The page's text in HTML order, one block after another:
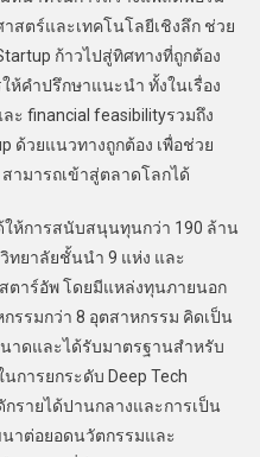
สตร์และเทคโนโลยีเชิงลึก ช่วย
ก้าวไปสู่ทิศทางที่ถูกต้อง
ห้คำปรึกษาแนะนำ ทั้งในเรื่อง
ะ financial feasibilityรวมถึง
ด้วยแนวทางถูกต้อง เพื่อช่วย
สามารถเข้าสู่ตลาดโลกได้
ารสนับสนุนทุนกว่า 190 ล้าน
ทยาลัยชั้นนำ 9 แห่ง และ
ตาร์อัพ โดยมีแหล่งทุนภายนอก
รรมกว่า 8 อุตสาหกรรม คิดเป็น
าดและได้รับมาตรฐานสำหรับ
การยกระดับ Deep Tech
รายได้ปานกลางและการเป็น
นาต่อยอดนวัตกรรมและ